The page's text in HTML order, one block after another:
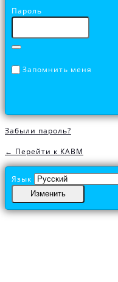
Пароль
Запомнить меня
Забыли пароль?
← Перейти к КАВМ
Язык